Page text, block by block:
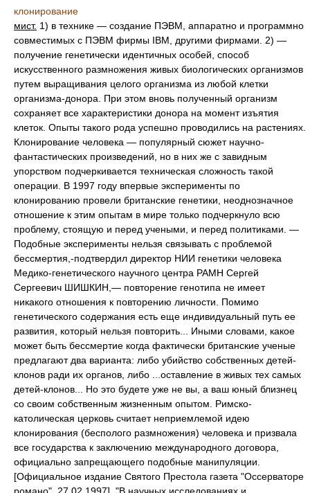
клонирование
мист. 1) в технике — создание ПЭВМ, аппаpатно и пpогpаммно
совместимых с ПЭВМ фиpмы IBM, другими фирмами. 2) —
получение генетически идентичных особей, способ
искусственного размножения живых биологических организмов
путем выращивания целого организма из любой клетки
организма-донора. При этом вновь полученный организм
сохраняет все характеристики донора на момент изъятия
клеток. Опыты такого рода успешно проводились на растениях.
Клонирование человека — популярный сюжет научно-
фантастических произведений, но в них же с завидным
упорством подчеркивается техническая сложность такой
операции. В 1997 году впервые эксперименты по
клонированию провели британские генетики, неоднозначное
отношение к этим опытам в мире только подчеркнуло всю
проблему, стоящую и перед учеными, и перед политиками. —
Подобные эксперименты нельзя связывать с проблемой
бессмертия,-подтвердил директор НИИ генетики человека
Медико-генетического научного центра РАМН Сергей
Сергеевич ШИШКИН,— повторение генотипа не имеет
никакого отношения к повторению личности. Помимо
генетического содержания есть еще индивидуальный путь ее
развития, который нельзя повторить... Иными словами, какое
может быть бессмертие когда фактически британские ученые
предлагают два варианта: либо убийство собственных детей-
клонов ради их органов, либо ...оставление в живых тех самых
детей-клонов... Но это будете уже не вы, а ваш юный близнец
со своим собственным жизненным опытом. Римско-
католическая церковь считает неприемлемой идею
клонирования (бесполого размножения) человека и призвала
все государства к заключению международного договора,
официально запрещающего подобные манипуляции.
[Официальное издание Святого Престола газета "Оссерваторе